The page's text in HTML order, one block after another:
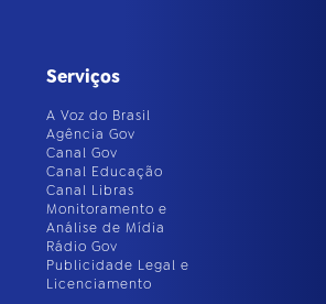
Serviços
A Voz do Brasil
Agência Gov
Canal Gov
Canal Educação
Canal Libras
Monitoramento e
Análise de Mídia
Rádio Gov
Publicidade Legal e
Licenciamento